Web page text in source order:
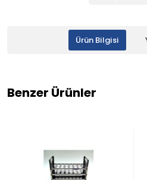
Ürün Bilgisi
Benzer Ürünler